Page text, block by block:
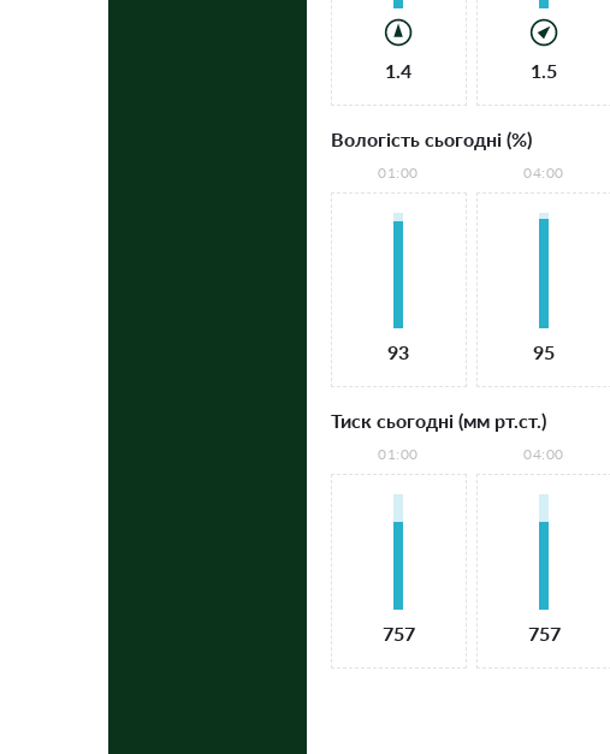
1.4 1.5
Вологість сьогодні (%)
01:00
93
04:00
95
Тиск сьогодні (мм рт.ст.)
01:00
757
04:00
757